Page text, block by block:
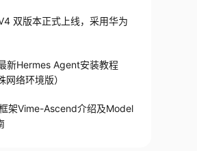
双版本正式上线，采用华为
新Hermes Agent安装教程
网络环境版）
架Vime-Ascend介绍及Model